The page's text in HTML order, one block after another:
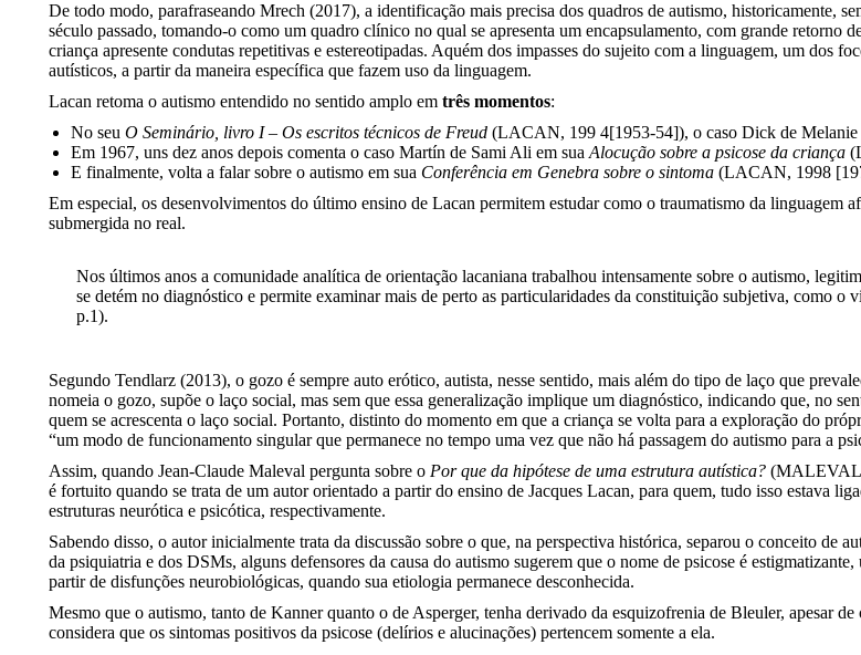
De todo modo, parafraseando Mrech (2017), a identificação mais precisa dos quadros de autismo, historicamente,
século passado, tomando-o como um quadro clínico no qual se apresenta um encapsulamento, com grande retorno
criança apresente condutas repetitivas e estereotipadas. Aquém dos impasses do sujeito com a linguagem, um dos
autísticos, a partir da maneira específica que fazem uso da linguagem.
Lacan retoma o autismo entendido no sentido amplo em três momentos:
No seu O Seminário, livro I– Os escritos técnicos de Freud (LACAN, 199 4[1953-54]), o caso Dick de
Em 1967, uns dez anos depois comenta o caso Martín de Sami Ali em sua Alocução sobre a psicose da criança
E finalmente, volta a falar sobre o autismo em sua Conferência em Genebra sobre o sintoma (LACAN, 1998
Em especial, os desenvolvimentos do último ensino de Lacan permitem estudar como o traumatismo da linguagem
submergida no real.
Nos últimos anos a comunidade analítica de orientação lacaniana trabalhou intensamente sobre o autismo,
se detém no diagnóstico e permite examinar mais de perto as particularidades da constituição subjetiva, como o
p.1).
Segundo Tendlarz (2013), o gozo é sempre auto erótico, autista, nesse sentido, mais além do tipo de laço que
nomeia o gozo, supõe o laço social, mas sem que essa generalização implique um diagnóstico, indicando que, no
quem se acrescenta o laço social. Portanto, distinto do momento em que a criança se volta para a exploração do
“um modo de funcionamento singular que permanece no tempo uma vez que não há passagem do autismo para
Assim, quando Jean-Claude Maleval pergunta sobre o Por que da hipótese de uma estrutura autística? (MALEVAL,
é fortuito quando se trata de um autor orientado a partir do ensino de Jacques Lacan, para quem, tudo isso estava
estruturas neurótica e psicótica, respectivamente.
Sabendo disso, o autor inicialmente trata da discussão sobre o que, na perspectiva histórica, separou o conceito de
da psiquiatria e dos DSMs, alguns defensores da causa do autismo sugerem que o nome de psicose é
partir de disfunções neurobiológicas, quando sua etiologia permanece desconhecida.
Mesmo que o autismo, tanto de Kanner quanto o de Asperger, tenha derivado da esquizofrenia de Bleuler, apesar
considera que os sintomas positivos da psicose (delírios e alucinações) pertencem somente a ela.